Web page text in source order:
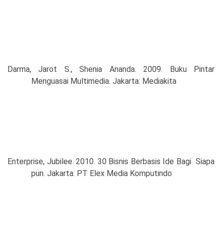
Darma, Jarot S., Shenia Ananda. 2009. Buku Pintar
Menguasai Multimedia. Jakarta: Mediakita
Enterprise, Jubilee. 2010. 30 Bisnis Berbasis Ide Bagi Siapa
pun. Jakarta: PT Elex Media Komputindo